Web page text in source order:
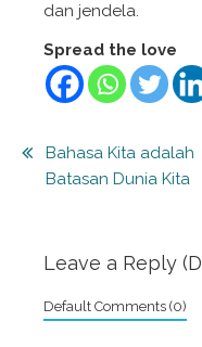
dan jendela.
Spread the love
Post
navigation
Bahasa Kita adalah
Batasan Dunia Kita
Leave a Reply
Default Comments (0)